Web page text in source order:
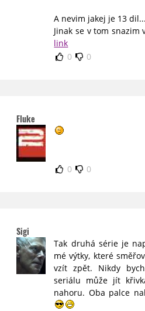
A nevim jakej je 13 dil...
Jinak se v tom
link
0
0
Fluke
0 0
Sigi
Tak druhá série je
mé výtky, které
vzít zpět. Nikdy
seriálu může jít
nahoru. Oba palce